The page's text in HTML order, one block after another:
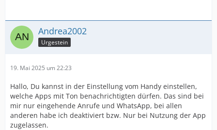
Andrea2002
Urgestein
19. Mai 2025 um 22:23
Hallo, Du kannst in der Einstellung vom Handy einstellen,
welche Apps mit Ton benachrichtigten dürfen. Das sind bei
mir nur eingehende Anrufe und WhatsApp, bei allen
anderen habe ich deaktiviert bzw. Nur bei Nutzung der App
zugelassen.